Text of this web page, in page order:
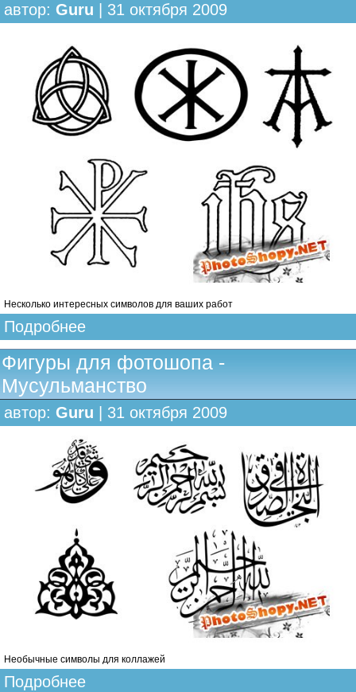
автор: Guru | 31 октября 2009
Несколько интересных символов для ваших работ
Подробнее
Фигуры для фотошопа -
Мусульманство
автор: Guru | 31 октября 2009
Необычные символы для коллажей
Подробнее